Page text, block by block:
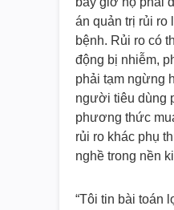
án quản trị rủi ro
bệnh. Rủi ro có
động bị nhiễm,
phải tạm ngừng
người tiêu dùng
phương thức
rủi ro khác phụ
nghề trong nền
“Tôi tin bài toán